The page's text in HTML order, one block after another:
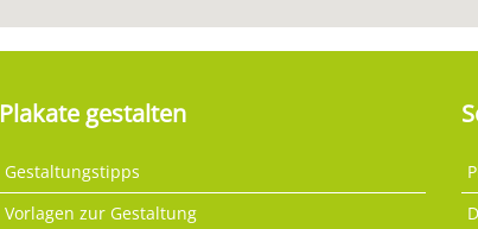
Plakate gestalten
Gestaltungstipps
Vorlagen zur Gestaltung